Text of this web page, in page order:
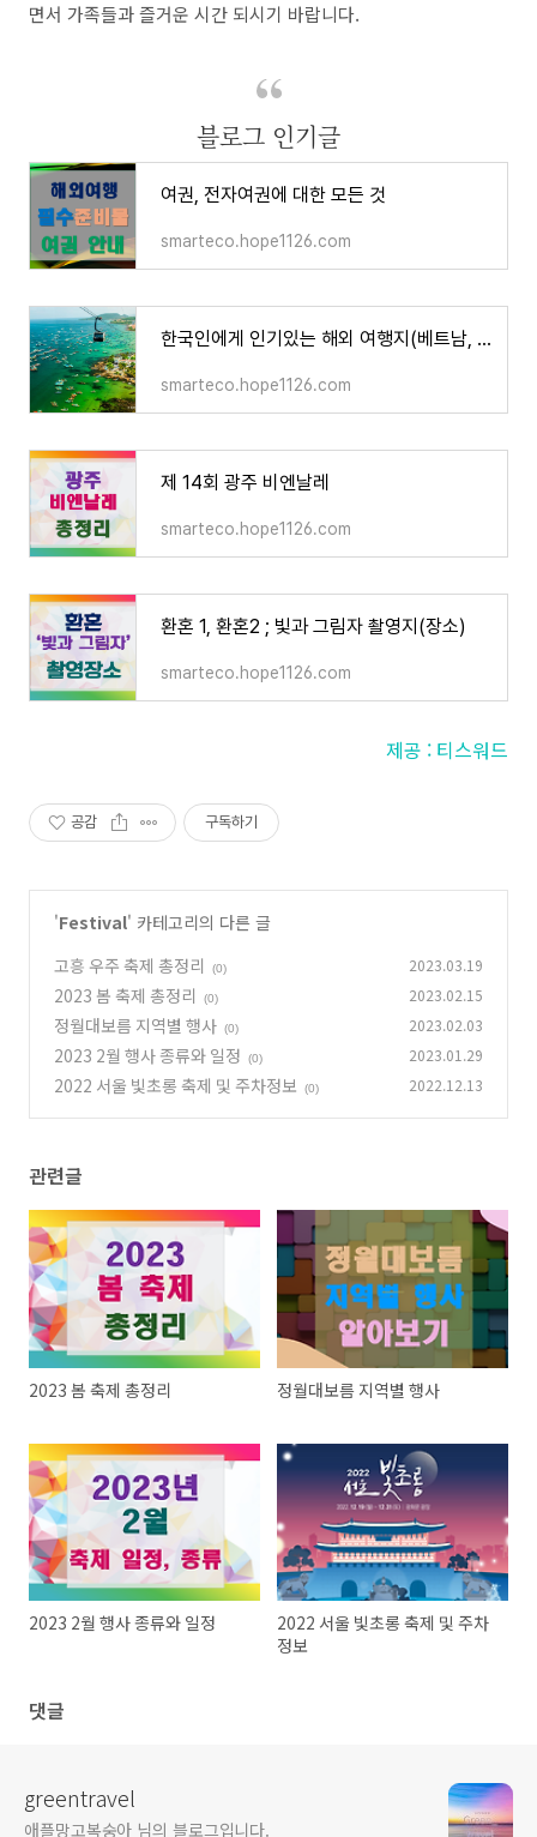
면서 가족들과 즐거운 시간 되시기 바랍니다.
블로그 인기글
여권, 전자여권에 대한 모든 것
smarteco.hope1126.com
한국인에게 인기있는 해외 여행지(베트남, 일본)
smarteco.hope1126.com
제 14회 광주 비엔날레
smarteco.hope1126.com
환혼 1, 환혼2 ; 빛과 그림자 촬영지(장소)
smarteco.hope1126.com
제공 : 티스워드
공감 구독하기
'Festival' 카테고리의 다른 글
고흥 우주 축제 총정리
(0) 2023.03.19
2023 봄 축제 총정리 (0) 2023.02.15
정월대보름 지역별 행사 (0) 2023.02.03
2023 2월 행사 종류와 일정 (0) 2023.01.29
2022 서울 빛초롱 축제 및 주차정보 (0) 2022.12.13
관련글
2023 봄 축제 총정리 정월대보름 지역별 행사
2023 2월 행사 종류와 일정
2022 서울 빛초롱 축제 및 주차
정보
댓글
greentravel
애플망고복숭아 님의 블로그입니다.